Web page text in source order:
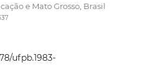
e Mato Grosso, Brasil
ufpb.1983-